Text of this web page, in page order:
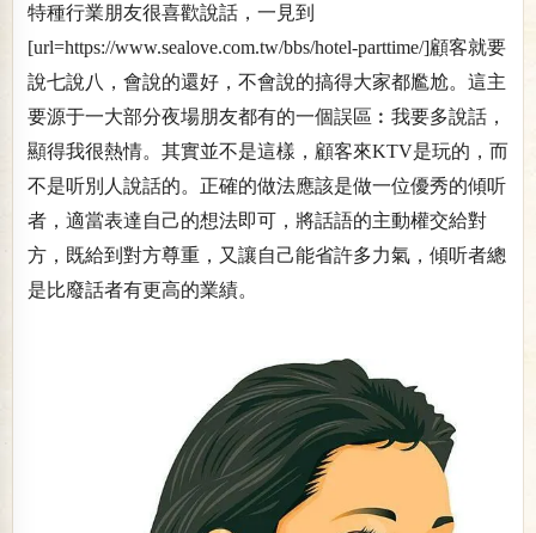
特種行業朋友很喜歡說話，一見到
[url=https://www.sealove.com.tw/bbs/hotel-parttime/]顧客就要
說七說八，會說的還好，不會說的搞得大家都尷尬。這主
要源于一大部分夜場朋友都有的一個誤區︰我要多說話，
顯得我很熱情。其實並不是這樣，顧客來KTV是玩的，而
不是听別人說話的。正確的做法應該是做一位優秀的傾听
者，適當表達自己的想法即可，將話語的主動權交給對
方，既給到對方尊重，又讓自己能省許多力氣，傾听者總
是比廢話者有更高的業績。